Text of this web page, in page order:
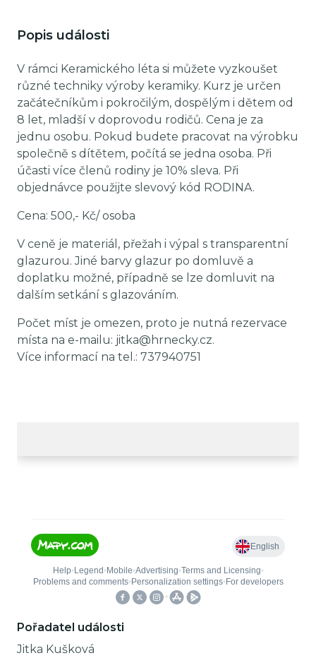
Popis události
V rámci Keramického léta si můžete vyzkoušet
různé techniky výroby keramiky. Kurz je určen
začátečníkům i pokročilým, dospělým i dětem od
8 let, mladší v doprovodu rodičů. Cena je za
jednu osobu. Pokud budete pracovat na výrobku
společně s dítětem, počítá se jedna osoba. Při
účasti více členů rodiny je 10% sleva. Při
objednávce použijte slevový kód RODINA.
Cena: 500,- Kč/ osoba
V ceně je materiál, přežah i výpal s transparentní
glazurou. Jiné barvy glazur po domluvě a
doplatku možné, případně se lze domluvit na
dalším setkání s glazováním.
Počet míst je omezen, proto je nutná rezervace
místa na e-mailu: jitka@hrnecky.cz.
Více informací na tel.: 737940751
Pořadatel události
Jitka Kušková